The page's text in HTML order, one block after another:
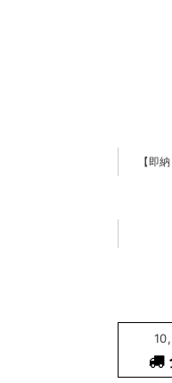
【即